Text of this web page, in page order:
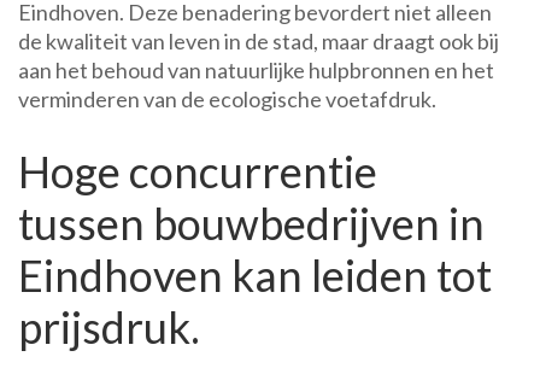
Eindhoven. Deze benadering bevordert niet alleen
de kwaliteit van leven in de stad, maar draagt ook bij
aan het behoud van natuurlijke hulpbronnen en het
verminderen van de ecologische voetafdruk.
Hoge concurrentie
tussen bouwbedrijven in
Eindhoven kan leiden tot
prijsdruk.